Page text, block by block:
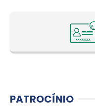
PATROCÍNIO